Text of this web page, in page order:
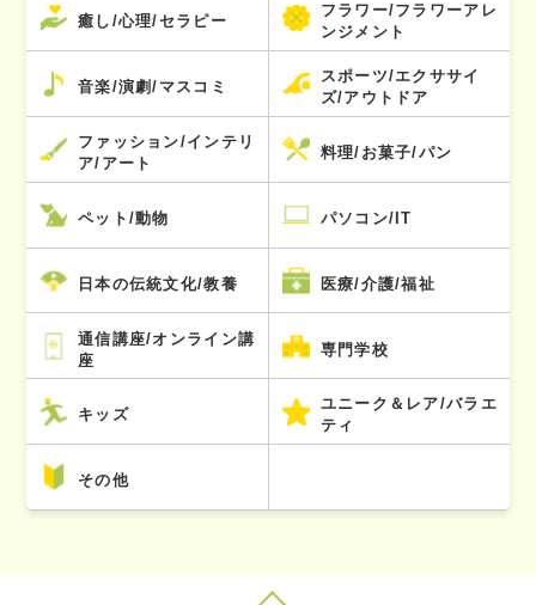
癒し/心理/セラピー
フラワー/フラワーアレ
ンジメント
音楽/演劇/マスコミ
スポーツ/エクササイ
ズ/アウトドア
ファッション/インテリ
ア/アート
料理/お菓子/パン
ペット/動物 パソコン/IT
日本の伝統文化/教養 医療/介護/福祉
通信講座/オンライン講
座
専門学校
キッズ
ユニーク＆レア/バラエ
ティ
その他